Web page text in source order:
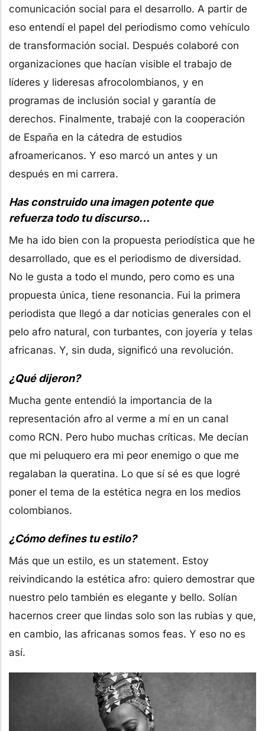
comunicación social para el desarrollo. A partir de
eso entendí el papel del periodismo como vehículo
de transformación social. Después colaboré con
organizaciones que hacían visible el trabajo de
líderes y lideresas afrocolombianos, y en
programas de inclusión social y garantía de
derechos. Finalmente, trabajé con la cooperación
de España en la cátedra de estudios
afroamericanos. Y eso marcó un antes y un
después en mi carrera.
Has construido una imagen potente que
refuerza todo tu discurso…
Me ha ido bien con la propuesta periodística que he
desarrollado, que es el periodismo de diversidad.
No le gusta a todo el mundo, pero como es una
propuesta única, tiene resonancia. Fui la primera
periodista que llegó a dar noticias generales con el
pelo afro natural, con turbantes, con joyería y telas
africanas. Y, sin duda, significó una revolución.
¿Qué dijeron?
Mucha gente entendió la importancia de la
representación afro al verme a mí en un canal
como RCN. Pero hubo muchas críticas. Me decían
que mi peluquero era mi peor enemigo o que me
regalaban la queratina. Lo que sí sé es que logré
poner el tema de la estética negra en los medios
colombianos.
¿Cómo defines tu estilo?
Más que un estilo, es un statement. Estoy
reivindicando la estética afro: quiero demostrar que
nuestro pelo también es elegante y bello. Solían
hacernos creer que lindas solo son las rubias y que,
en cambio, las africanas somos feas. Y eso no es
así.